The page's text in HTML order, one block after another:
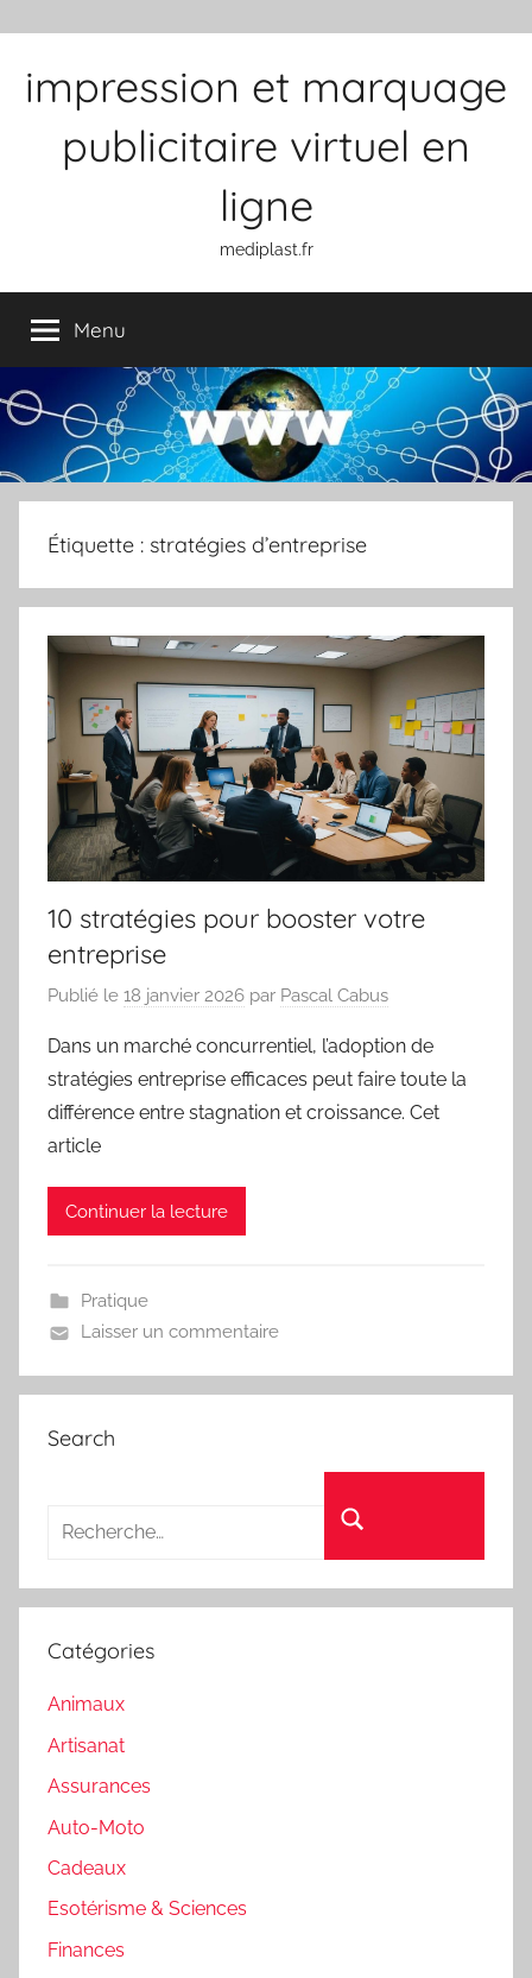
impression et marquage
publicitaire virtuel en
ligne
mediplast.fr
Menu
Étiquette : stratégies d’entreprise
10 stratégies pour booster votre
entreprise
Publié le 18 janvier 2026 par Pascal Cabus
Dans un marché concurrentiel, l’adoption de
stratégies entreprise efficaces peut faire toute la
différence entre stagnation et croissance. Cet
article
Continuer la lecture
Pratique
Laisser un commentaire
Search
Catégories
Animaux
Artisanat
Assurances
Auto-Moto
Cadeaux
Esotérisme & Sciences
Finances